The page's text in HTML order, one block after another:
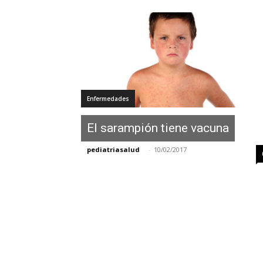
Enfermedades
El sarampión tiene vacuna
pediatriasalud - 10/02/2017